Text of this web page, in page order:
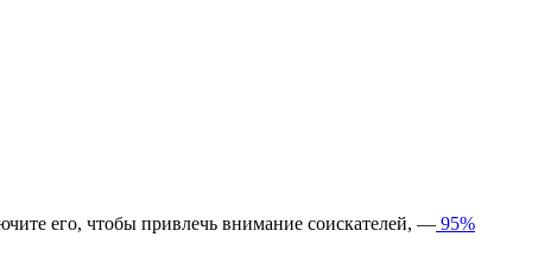
его, чтобы привлечь внимание соискателей, — 95%